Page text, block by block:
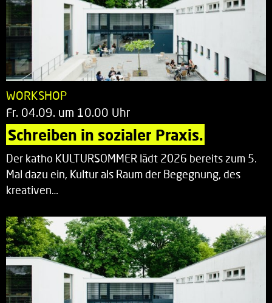
WORKSHOP
Fr. 04.09. um 10.00 Uhr
Schreiben in sozialer Praxis.
Der katho KULTURSOMMER lädt 2026 bereits zum 5.
Mal dazu ein, Kultur als Raum der Begegnung, des
kreativen…